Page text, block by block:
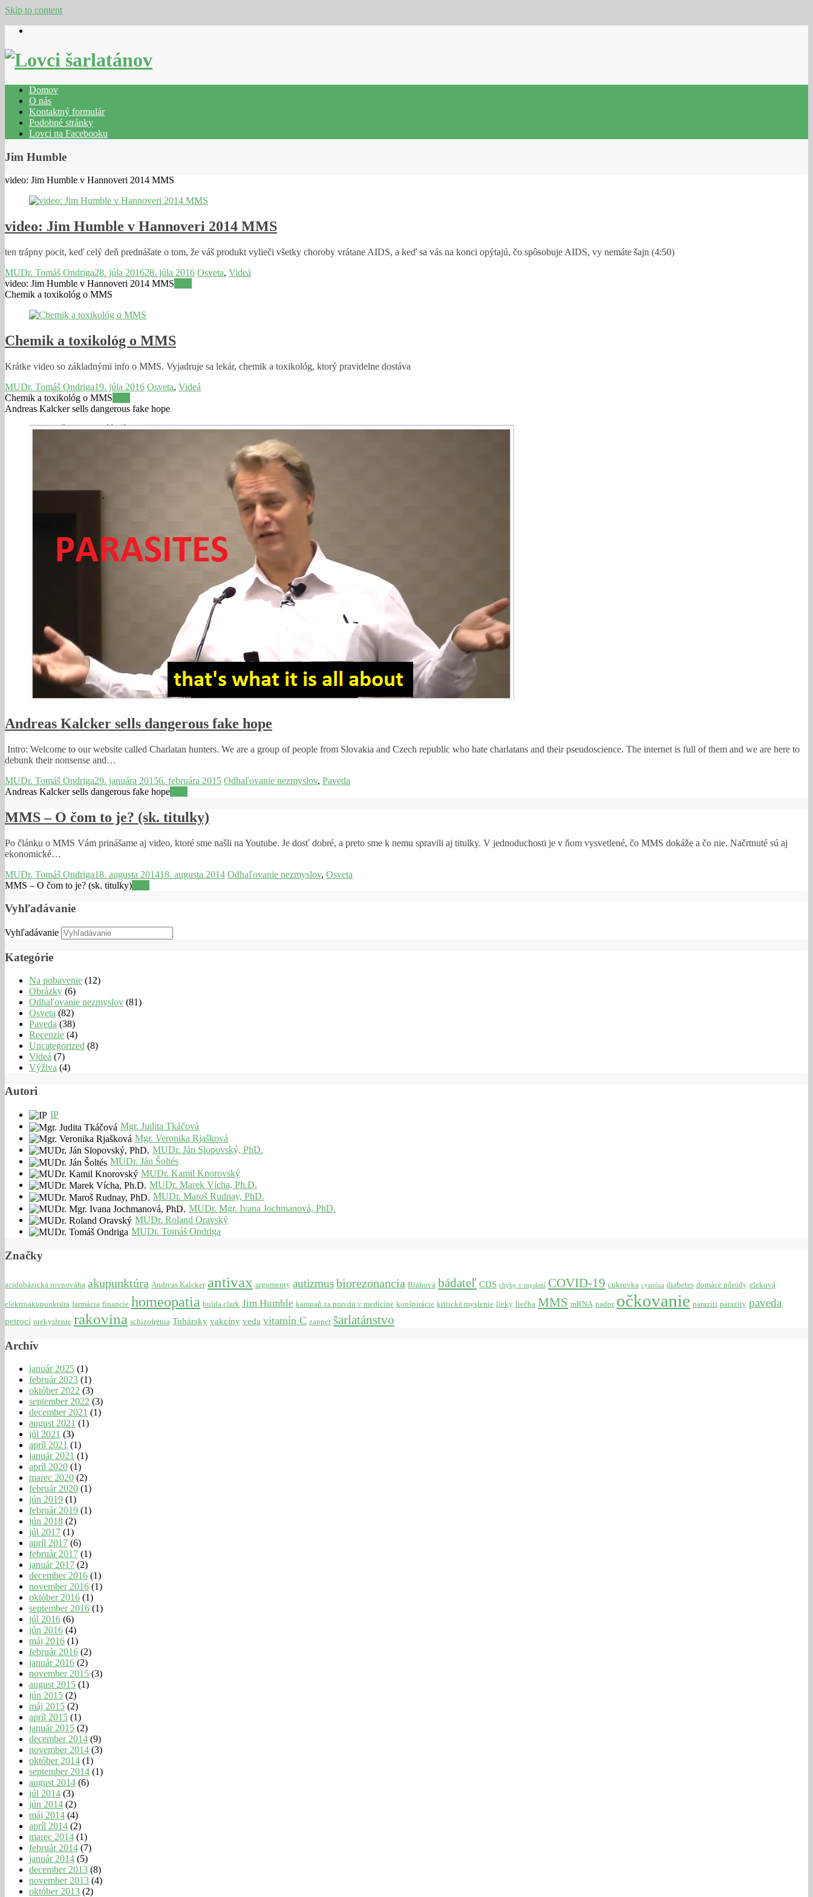
Skip to content
Domov
O nás
Kontaktný formulár
Podobné stránky
Lovci na Facebooku
Jim Humble
video: Jim Humble v Hannoveri 2014 MMS
video: Jim Humble v Hannoveri 2014 MMS
ten trápny pocit, keď celý deň prednášate o tom, že váš produkt vylieči všetky choroby vrátane AIDS, a keď sa vás na konci opýtajú, čo spôsobuje AIDS, vy nemáte šajn (4:50)
MUDr. Tomáš Ondriga28. júla 201628. júla 2016 Osveta, Videá
video: Jim Humble v Hannoveri 2014 MMS
Chemik a toxikológ o MMS
Chemik a toxikológ o MMS
Krátke video so základnými info o MMS. Vyjadruje sa lekár, chemik a toxikológ, ktorý pravidelne dostáva
MUDr. Tomáš Ondriga19. júla 2016 Osveta, Videá
Chemik a toxikológ o MMS
Andreas Kalcker sells dangerous fake hope
Andreas Kalcker sells dangerous fake hope
Intro: Welcome to our website called Charlatan hunters. We are a group of people from Slovakia and Czech republic who hate charlatans and their pseudoscience. The internet is full of them and we are here to
debunk their nonsense and…
MUDr. Tomáš Ondriga29. januára 20156. februára 2015 Odhaľovanie nezmyslov, Paveda
Andreas Kalcker sells dangerous fake hope
MMS – O čom to je? (sk. titulky)
Po článku o MMS Vám prinášame aj video, ktoré sme našli na Youtube. Je dosť dobré, a preto sme k nemu spravili aj titulky. V jednoduchosti je v ňom vysvetlené, čo MMS dokáže a čo nie. Načrtnuté sú aj
ekonomické…
MUDr. Tomáš Ondriga18. augusta 201418. augusta 2014 Odhaľovanie nezmyslov, Osveta
MMS – O čom to je? (sk. titulky)
Vyhľadávanie
Vyhľadávanie
Kategórie
Na pobavenie (12)
Obrázky (6)
Odhaľovanie nezmyslov (81)
Osveta (82)
Paveda (38)
Recenzie (4)
Uncategorized (8)
Videá (7)
Výživa (4)
Autori
IP
Mgr. Judita Tkáčová
Mgr. Veronika Rjašková
MUDr. Ján Slopovský, PhD.
MUDr. Ján Šoltés
MUDr. Kamil Knorovský
MUDr. Marek Vícha, Ph.D.
MUDr. Maroš Rudnay, PhD.
MUDr. Mgr. Ivana Jochmanová, PhD.
MUDr. Roland Oravský
MUDr. Tomáš Ondriga
Značky
acidobázická rovnováha akupunktúra Andreas Kalcker antivax argumenty autizmusbiorezonancia Bláhová bádateľ CDS chyby v myslení COVID-19 cukrovka cyanóza diabetes domáce pôrody eleková
elektroakupunktúra farmácia financie homeopatia hulda clark Jim Humble kampaň za pravdu v medicíne konšpirácie kritické myslenie lieky liečba MMS mRNA nador očkovanie paraziti parazity paveda
petroci prekyslenie rakovina schizofrénia Tuhársky vakcíny veda vitamín C zapper šarlatánstvo
Archív
január 2025 (1)
február 2023 (1)
október 2022 (3)
september 2022 (3)
december 2021 (1)
august 2021 (1)
júl 2021 (3)
apríl 2021 (1)
január 2021 (1)
apríl 2020 (1)
marec 2020 (2)
február 2020 (1)
jún 2019 (1)
február 2019 (1)
jún 2018 (2)
júl 2017 (1)
apríl 2017 (6)
február 2017 (1)
január 2017 (2)
december 2016 (1)
november 2016 (1)
október 2016 (1)
september 2016 (1)
júl 2016 (6)
jún 2016 (4)
máj 2016 (1)
február 2016 (2)
január 2016 (2)
november 2015 (3)
august 2015 (1)
jún 2015 (2)
máj 2015 (2)
apríl 2015 (1)
január 2015 (2)
december 2014 (9)
november 2014 (3)
október 2014 (1)
september 2014 (1)
august 2014 (6)
júl 2014 (3)
jún 2014 (2)
máj 2014 (4)
apríl 2014 (2)
marec 2014 (1)
február 2014 (7)
január 2014 (5)
december 2013 (8)
november 2013 (4)
október 2013 (2)